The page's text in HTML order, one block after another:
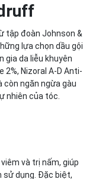
tập đoàn Johnson &
lựa chọn dầu gội
gia da liễu khuyên
Nizoral A-D Anti-
còn ngăn ngừa gàu
nhiên của tóc.
và trị nấm, giúp
sử dụng. Đặc biệt,